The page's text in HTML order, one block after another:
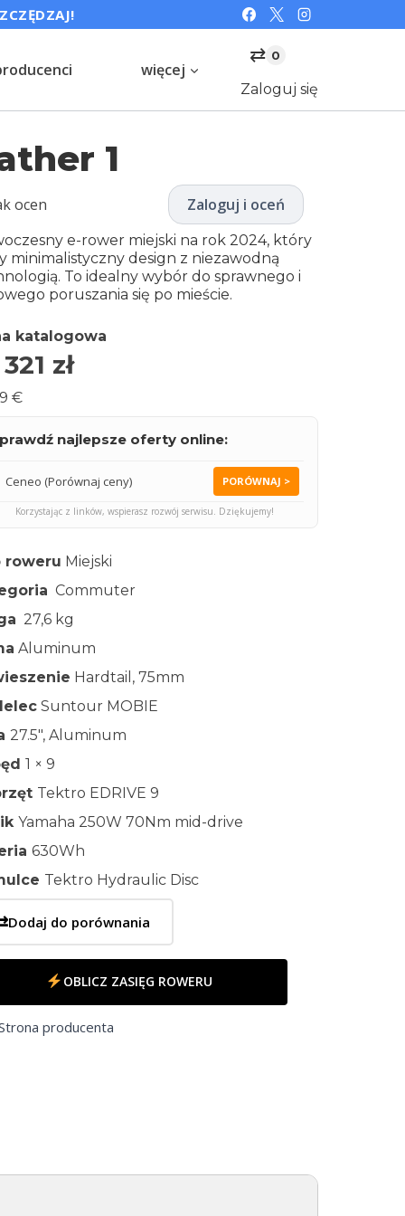
więcej
⇄ 0
Zaloguj się
1
ocen Zaloguj i oceń
e-rower miejski na rok 2024, który
minimalistyczny design z niezawodną
To idealny wybór do sprawnego i
poruszania się po mieście.
katalogowa
zł
€
najlepsze oferty online:
Ceneo (Porównaj ceny) PORÓWNAJ >
Korzystając z linków, wspierasz rozwój serwisu. Dziękujemy!
roweru Miejski
Commuter
27,6 kg
Aluminum
Hardtail, 75mm
Suntour MOBIE
27.5″, Aluminum
1 × 9
Tektro EDRIVE 9
Yamaha 250W 70Nm mid-drive
630Wh
Tektro Hydraulic Disc
Dodaj do porównania
OBLICZ ZASIĘG ROWERU
producenta